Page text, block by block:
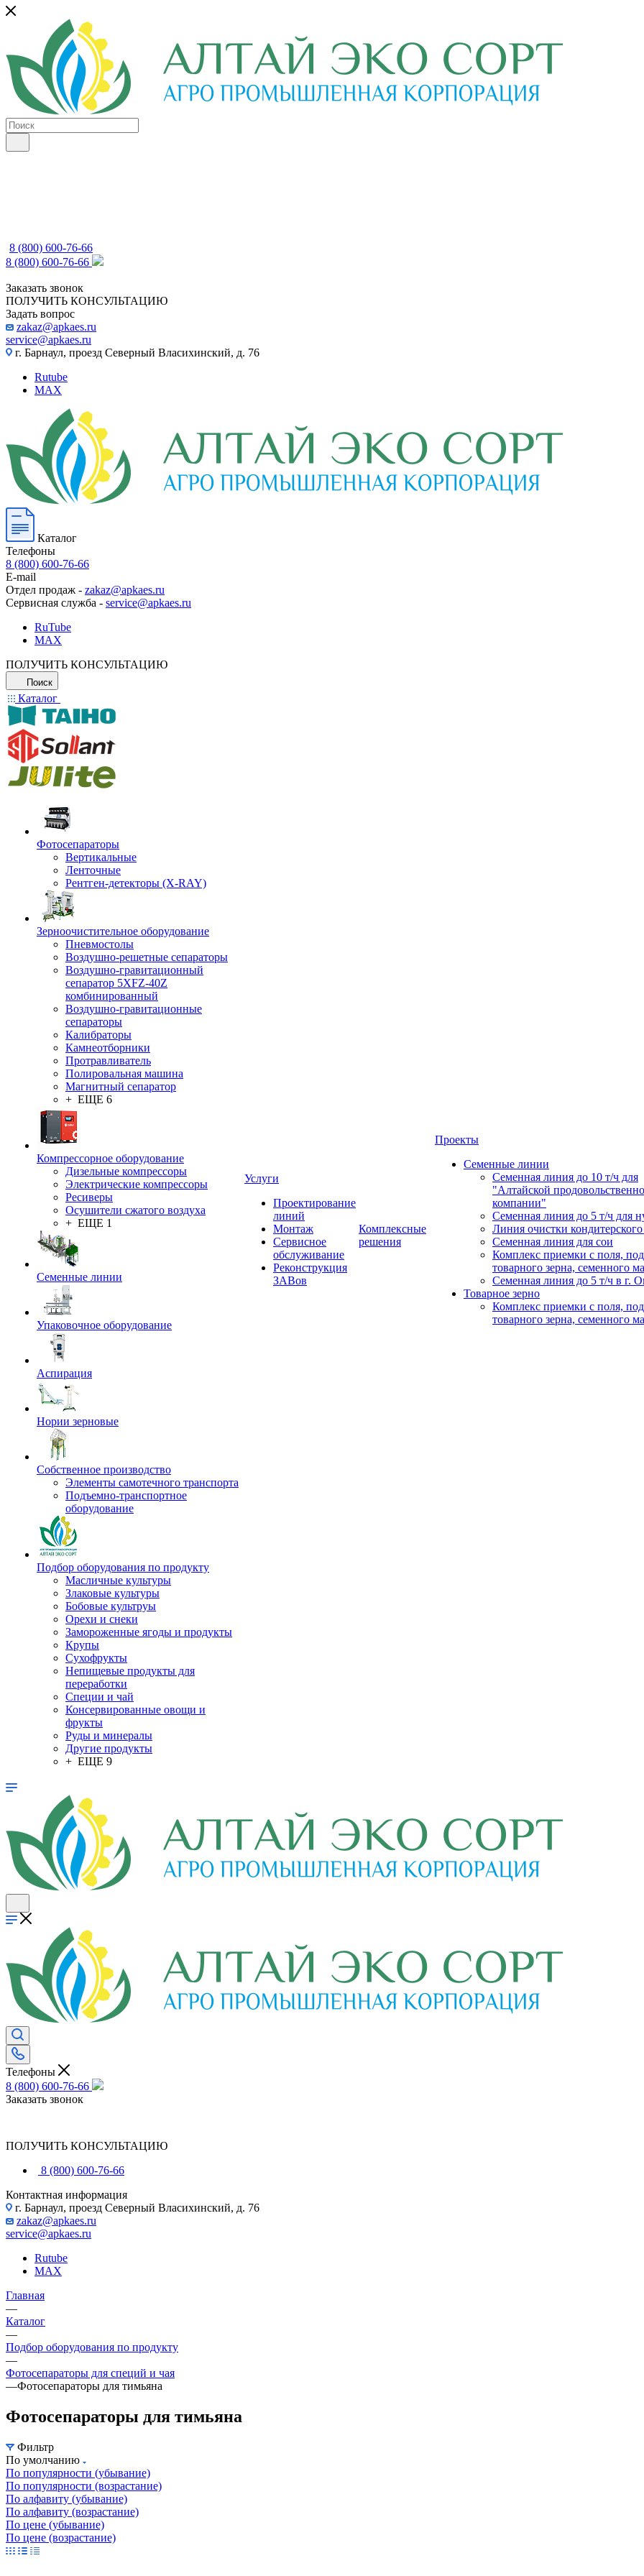
8 (800) 600-76-66
8 (800) 600-76-66
Заказать звонок
ПОЛУЧИТЬ КОНСУЛЬТАЦИЮ
Задать вопрос
zakaz@apkaes.ru
service@apkaes.ru
г. Барнаул, проезд Северный Власихинский, д. 76
Rutube
MAX
Каталог
Телефоны
8 (800) 600-76-66
E-mail
Отдел продаж - zakaz@apkaes.ru
Сервисная служба - service@apkaes.ru
RuTube
MAX
ПОЛУЧИТЬ КОНСУЛЬТАЦИЮ
Поиск
Каталог
Фотосепараторы
Вертикальные
Ленточные
Рентген-детекторы (X-RAY)
Зерноочистительное оборудование
Пневмостолы
Воздушно-решетные сепараторы
Воздушно-гравитационный
сепаратор 5XFZ-40Z
комбинированный
Воздушно-гравитационные
сепараторы
Калибраторы
Камнеотборники
Протравливатель
Полировальная машина
Магнитный сепаратор
+ ЕЩЕ 6
Компрессорное оборудование
Дизельные компрессоры
Электрические компрессоры
Ресиверы
Осушители сжатого воздуха
+ ЕЩЕ 1
Семенные линии
Упаковочное оборудование
Аспирация
Нории зерновые
Собственное производство
Элементы самотечного транспорта
Подъемно-транспортное
оборудование
Подбор оборудования по продукту
Масличные культуры
Злаковые культуры
Бобовые культруы
Орехи и снеки
Замороженные ягоды и продукты
Крупы
Сухофрукты
Непищевые продукты для
переработки
Специи и чай
Консервированные овощи и
фрукты
Руды и минералы
Другие продукты
+ ЕЩЕ 9
Услуги
Проектирование
линий
Монтаж
Сервисное
обслуживание
Реконструкция
ЗАВов
Комплексные
решения
Проекты
Семенные линии
Семенная линия до 10 т/ч для
"Алтайской
компании"
Семенная линия до 5 т/ч для
Линия очистки кондитерского
Семенная линия для сои
Комплекс приемки с поля,
товарного зерна, семенного
Семенная линия до 5 т/ч в г.
Товарное зерно
Комплекс приемки с поля,
товарного зерна, семенного
Телефоны
8 (800) 600-76-66
Заказать звонок
ПОЛУЧИТЬ КОНСУЛЬТАЦИЮ
8 (800) 600-76-66
Контактная информация
г. Барнаул, проезд Северный Власихинский, д. 76
zakaz@apkaes.ru
service@apkaes.ru
Rutube
MAX
Главная
—
Каталог
—
Подбор оборудования по продукту
—
Фотосепараторы для специй и чая
—Фотосепараторы для тимьяна
Фотосепараторы для тимьяна
Фильтр
По умолчанию
По популярности (убывание)
По популярности (возрастание)
По алфавиту (убывание)
По алфавиту (возрастание)
По цене (убывание)
По цене (возрастание)